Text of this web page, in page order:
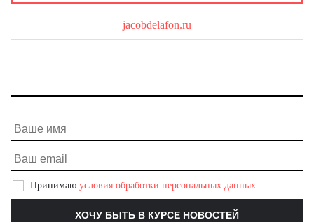
jacobdelafon.ru
Принимаю условия обработки персональных данных